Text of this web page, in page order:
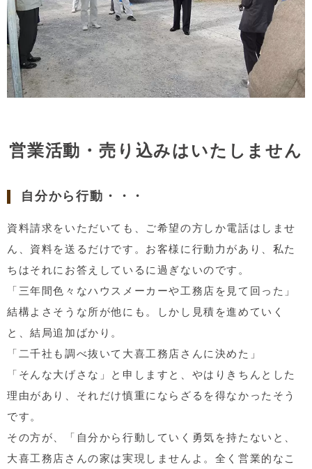
営業活動・売り込みはいたしません
自分から行動・・・
資料請求をいただいても、ご希望の方しか電話はしませ
ん、資料を送るだけです。お客様に行動力があり、私た
ちはそれにお答えしているに過ぎないのです。
「三年間色々なハウスメーカーや工務店を見て回った」
結構よさそうな所が他にも。しかし見積を進めていく
と、結局追加ばかり。
「二千社も調べ抜いて大喜工務店さんに決めた」
「そんな大げさな」と申しますと、やはりきちんとした
理由があり、それだけ慎重にならざるを得なかったそう
です。
その方が、「自分から行動していく勇気を持たないと、
大喜工務店さんの家は実現しませんよ。全く営業的なこ